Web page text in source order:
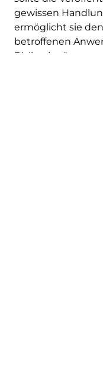
gewissen
ermöglicht sie
betroffenen
Risikoabwägung